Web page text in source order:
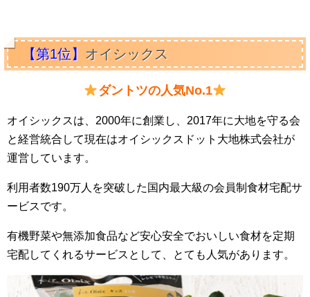
【第1位】 オイシックス
ダントツの人気No.1
オイシックスは、2000年に創業し、2017年に大地を守る会
と経営統合して現在はオイシックスドット大地株式会社が
運営しています。
利用者数190万人を突破した国内最大級の会員制食材宅配サ
ービスです。
有機野菜や無添加食品など安心安全でおいしい食材を定期
宅配してくれるサービスとして、とても人気があります。